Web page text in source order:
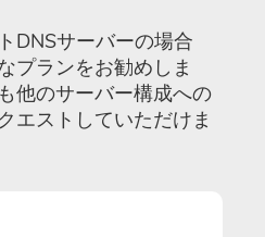
DNSサーバーの場合
ランをお勧めしま
他のサーバー構成への
エストしていただけま